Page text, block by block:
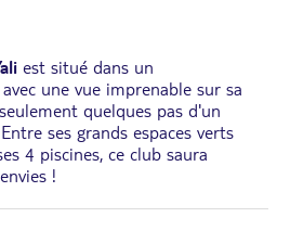
est situé dans un
avec une vue imprenable sur sa
quelques pas d'un
ses grands espaces verts
4 piscines, ce club saura
!